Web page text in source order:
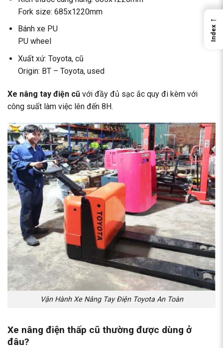
Fork size: 685x1220mm
Bánh xe PU
PU wheel
Xuất xứ: Toyota, cũ
Origin: BT – Toyota, used
Xe nâng tay điện cũ với đầy đủ sạc ắc quy đi kèm với
công suất làm việc lên đến 8H.
Vận Hành Xe Nâng Tay Điện Toyota An Toàn
Xe nâng điện thấp cũ thường được dùng ở
đâu?
←
Index